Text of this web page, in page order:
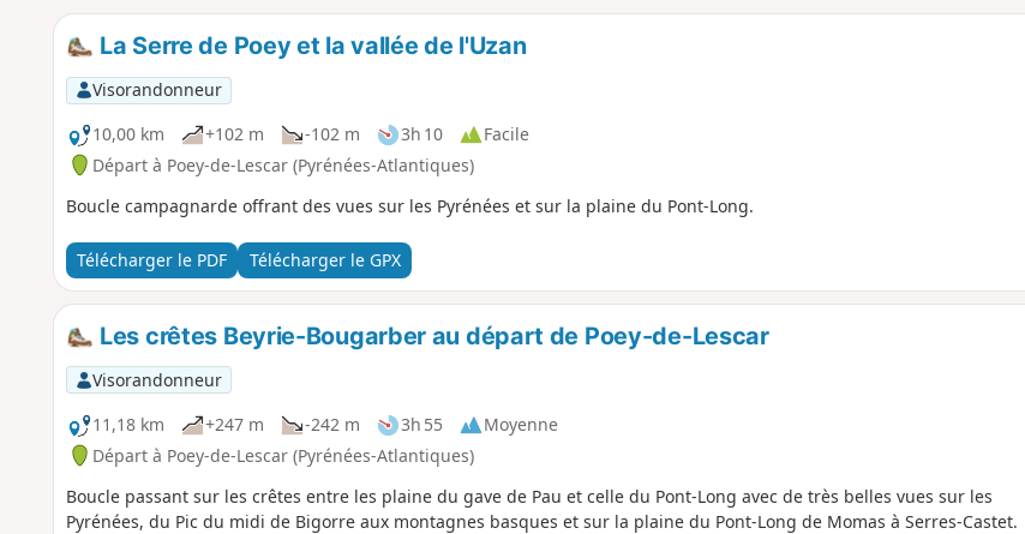
La Serre de Poey et la vallée de l'Uzan
Visorandonneur
10,00 km
+102 m -102 m 3h 10
Facile
Départ à Poey-de-Lescar (Pyrénées-Atlantiques)
Boucle campagnarde offrant des vues sur les Pyrénées et sur la plaine du Pont-Long.
Télécharger le PDF Télécharger le GPX
Les crêtes Beyrie-Bougarber au départ de Poey-de-Lescar
Visorandonneur
11,18 km
+247 m -242 m 3h 55
Moyenne
Départ à Poey-de-Lescar (Pyrénées-Atlantiques)
Boucle passant sur les crêtes entre les plaine du gave de Pau et celle du Pont-Long avec de très belles vues sur les
Pyrénées, du Pic du midi de Bigorre aux montagnes basques et sur la plaine du Pont-Long de Momas à Serres-Castet.